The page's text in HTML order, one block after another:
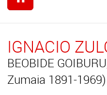
IGNACIO
BEOBIDE
Zumaia 1891-1969)